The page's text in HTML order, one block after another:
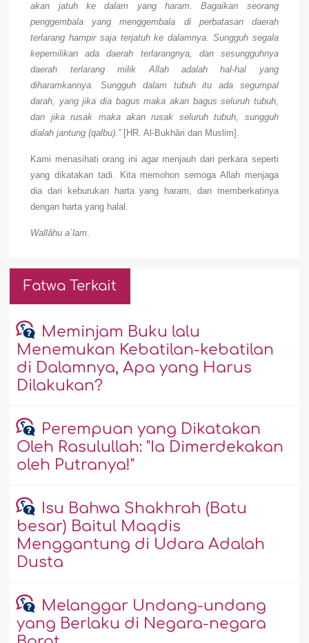
akan jatuh ke dalam yang haram. Bagaikan seorang
penggembala yang menggembala di perbatasan daerah
terlarang hampir saja terjatuh ke dalamnya. Sungguh segala
kepemilikan ada daerah terlarangnya, dan sesungguhnya
daerah terlarang milik Allah adalah hal-hal yang
diharamkannya. Sungguh dalam tubuh itu ada segumpal
darah, yang jika dia bagus maka akan bagus seluruh tubuh,
dan jika rusak maka akan rusak seluruh tubuh, sungguh
dialah jantung (qalbu).”[HR. Al-Bukhâri dan Muslim].
Kami menasihati orang ini agar menjauh dari perkara seperti
yang dikatakan tadi. Kita memohon semoga Allah menjaga
dia dari keburukan harta yang haram, dan memberkatinya
dengan harta yang halal.
Wallâhu a`lam.
Fatwa Terkait
Meminjam Buku lalu
Menemukan Kebatilan-kebatilan
di Dalamnya, Apa yang Harus
Dilakukan?
Perempuan yang Dikatakan
Oleh Rasulullah: "Ia Dimerdekakan
oleh Putranya!"
Isu Bahwa Shakhrah (Batu
besar) Baitul Maqdis
Menggantung di Udara Adalah
Dusta
Melanggar Undang-undang
yang Berlaku di Negara-negara